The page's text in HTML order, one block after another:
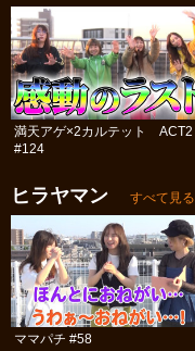
満天アゲ×2カルテット ACT2
#124
ヒラヤマン すべて見る
ママパチ #58